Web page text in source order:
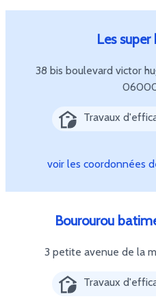
Les super
38 bis boulevard victor
Travaux
voir les coordonnées
Bourourou
3 petite avenue de la
Travaux